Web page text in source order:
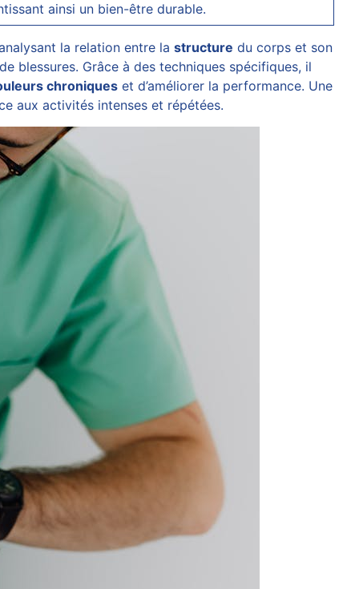
ainsi un bien-être durable.
la relation entre lastructure du corps et son
blessures. Grâce à des techniques spécifiques, il
chroniques et d’améliorer la performance. Une
aux activités intenses et répétées.